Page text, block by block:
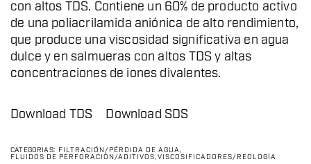
con altos TDS. Contiene un 60% de producto activo
de una poliacrilamida aniónica de alto rendimiento,
que produce una viscosidad significativa en agua
dulce y en salmueras con altos TDS y altas
concentraciones de iones divalentes.
Download TDS Download SDS
CATEGORÍAS: FILTRACIÓN/PÉRDIDA DE AGUA,
FLUIDOS DE PERFORACIÓN/ADITIVOS,VISCOSIFICADORES/REOLOGÍA